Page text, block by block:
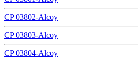
CP 03802-Alcoy
CP 03803-Alcoy
CP 03804-Alcoy